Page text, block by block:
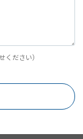
ください）